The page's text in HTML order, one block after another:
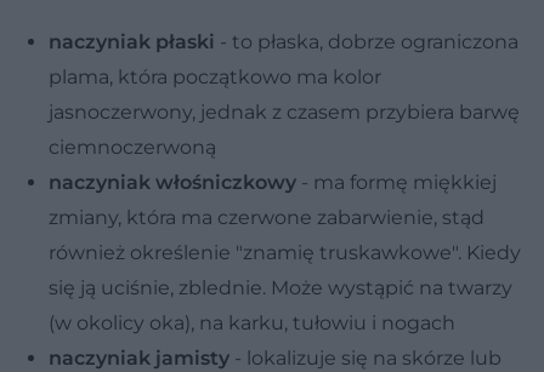
naczyniak płaski - to płaska, dobrze ograniczona
plama, która początkowo ma kolor
jasnoczerwony, jednak z czasem przybiera barwę
ciemnoczerwoną
naczyniak włośniczkowy - ma formę miękkiej
zmiany, która ma czerwone zabarwienie, stąd
również określenie "znamię truskawkowe". Kiedy
się ją uciśnie, zblednie. Może wystąpić na twarzy
(w okolicy oka), na karku, tułowiu i nogach
naczyniak jamisty - lokalizuje się na skórze lub